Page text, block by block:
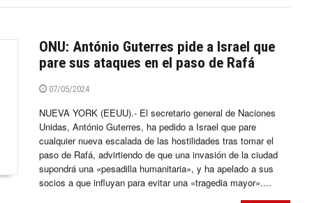
ONU: António Guterres pide a Israel que
pare sus ataques en el paso de Rafá
07/05/2024
NUEVA YORK (EEUU).- El secretario general de Naciones
Unidas, António Guterres, ha pedido a Israel que pare
cualquier nueva escalada de las hostilidades tras tomar el
paso de Rafá, advirtiendo de que una invasión de la ciudad
supondrá una «pesadilla humanitaria», y ha apelado a sus
socios a que influyan para evitar una «tragedia mayor»....